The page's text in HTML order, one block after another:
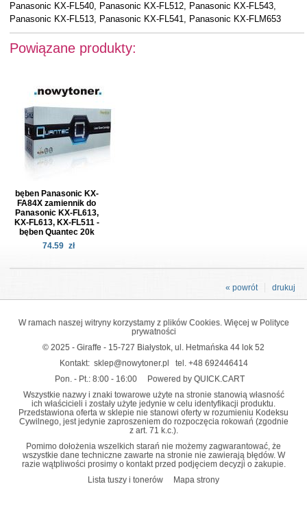
Panasonic KX-FL540, Panasonic KX-FL512, Panasonic KX-FL543,
Panasonic KX-FL513, Panasonic KX-FL541, Panasonic KX-FLM653
Powiązane produkty:
bęben Panasonic KX-
FA84X zamiennik do
Panasonic KX-FL613,
KX-FL613, KX-FL511 -
bęben Quantec 20k
74.59 zł
drukuj
« powrót
W ramach naszej witryny korzystamy z plików Cookies. Więcej w Polityce
prywatności
© 2025 - Giraffe - 15-727 Białystok, ul. Hetmańska 44 lok 52
Kontakt: sklep@nowytoner.pl tel. +48 692446414
Pon. - Pt.: 8:00 - 16:00
Powered by QUICK.CART
Wszystkie nazwy i znaki towarowe użyte na stronie stanowią własność
ich właścicieli i zostały użyte jedynie w celu identyfikacji produktu.
Przedstawiona oferta w sklepie nie stanowi oferty w rozumieniu Kodeksu
Cywilnego, jest jedynie zaproszeniem do rozpoczęcia rokowań (zgodnie
z art. 71 k.c.).
Pomimo dołożenia wszelkich starań nie możemy zagwarantować, że
wszystkie dane techniczne zawarte na stronie nie zawierają błędów. W
razie wątpliwości prosimy o kontakt przed podjęciem decyzji o zakupie.
Lista tuszy i tonerów
Mapa strony